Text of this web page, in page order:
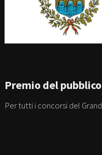
Premio del pubblico
Per tutti i concorsi del